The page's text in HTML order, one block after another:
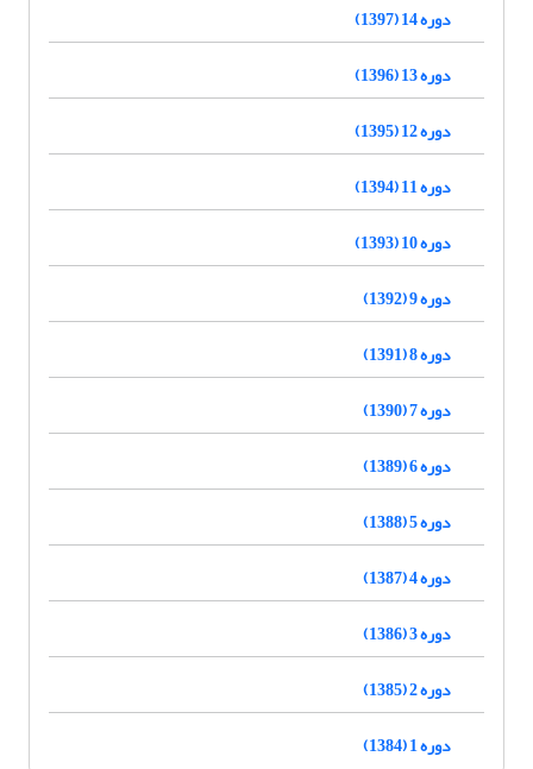
دوره 14 (1397)
دوره 13 (1396)
دوره 12 (1395)
دوره 11 (1394)
دوره 10 (1393)
دوره 9 (1392)
دوره 8 (1391)
دوره 7 (1390)
دوره 6 (1389)
دوره 5 (1388)
دوره 4 (1387)
دوره 3 (1386)
دوره 2 (1385)
دوره 1 (1384)